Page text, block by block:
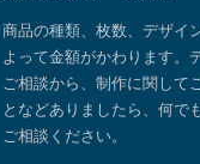
商品の種類、枚数、デザイ
よって金額がかわります。
ご相談から、制作に関して
となどありましたら、何で
ご相談ください。